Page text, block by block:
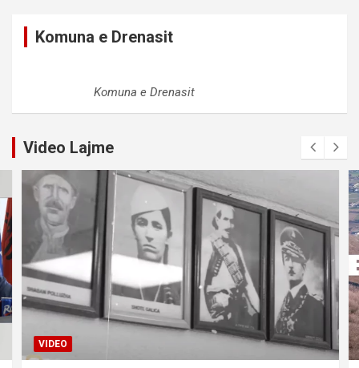
Komuna e Drenasit
Komuna e Drenasit
Video Lajme
VIDEO